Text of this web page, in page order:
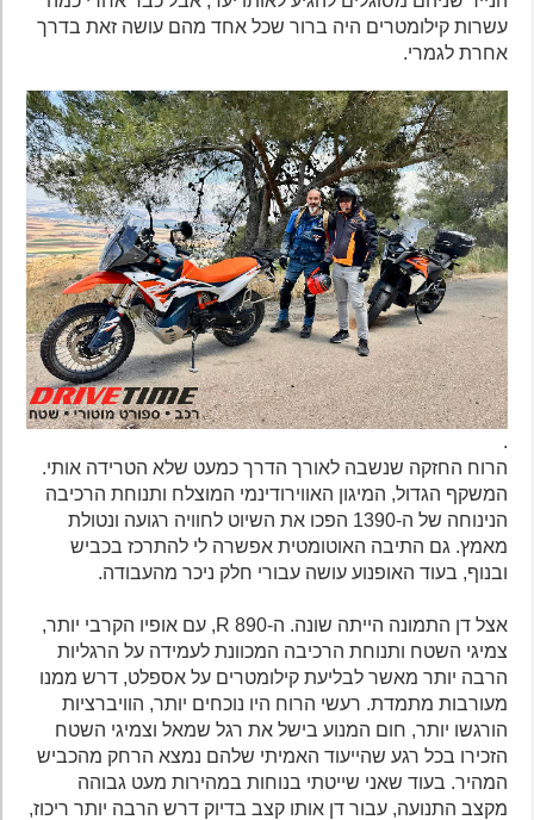
עשרות קילומטרים היה ברור שכל אחד מהם עושה זאת בדרך
אחרת לגמרי.
הרוח החזקה שנשבה לאורך הדרך כמעט שלא הטרידה אותי.
המשקף הגדול, המיגון האווירודינמי המוצלח ותנוחת הרכיבה
הנינוחה של ה-1390 הפכו את השיוט לחוויה רגועה ונטולת
מאמץ. גם התיבה האוטומטית אפשרה לי להתרכז בכביש
ובנוף, בעוד האופנוע עושה עבורי חלק ניכר מהעבודה.
אצל דן התמונה הייתה שונה. ה-890 R, עם אופיו הקרבי יותר,
צמיגי השטח ותנוחת הרכיבה המכוונת לעמידה על הרגליות
הרבה יותר מאשר לבליעת קילומטרים על אספלט, דרש ממנו
מעורבות מתמדת. רעשי הרוח היו נוכחים יותר, הוויברציות
הורגשו יותר, חום המנוע בישל את רגל שמאל וצמיגי השטח
הזכירו בכל רגע שהייעוד האמיתי שלהם נמצא הרחק מהכביש
המהיר. בעוד שאני שייטתי בנוחות במהירות מעט גבוהה
מקצב התנועה, עבור דן אותו קצב בדיוק דרש הרבה יותר ריכוז,